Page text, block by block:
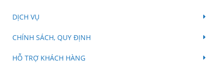
DỊCH VỤ
CHÍNH SÁCH, QUY ĐỊNH
HỖ TRỢ KHÁCH HÀNG